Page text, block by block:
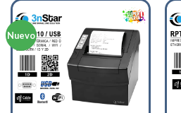
Nuevo